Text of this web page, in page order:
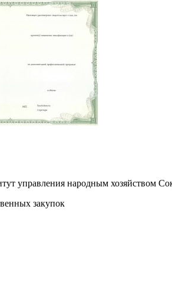
управления народным
закупок